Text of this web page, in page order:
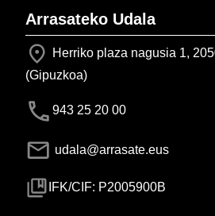
Arrasateko Udala
Herriko plaza nagusia 1,
(Gipuzkoa)
943 25 20 00
udala@arrasate.eus
IFK/CIF: P2005900B